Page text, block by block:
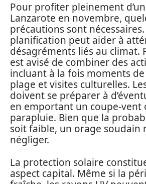
Pour profiter pleinement
Lanzarote en novembre,
précautions sont
planification peut aider à
désagréments liés au climat.
est avisé de combiner des
incluant à la fois moments
plage et visites culturelles.
doivent se préparer à
en emportant un coupe-vent
parapluie. Bien que la
soit faible, un orage soudain
négliger.
La protection solaire
aspect capital. Même si la